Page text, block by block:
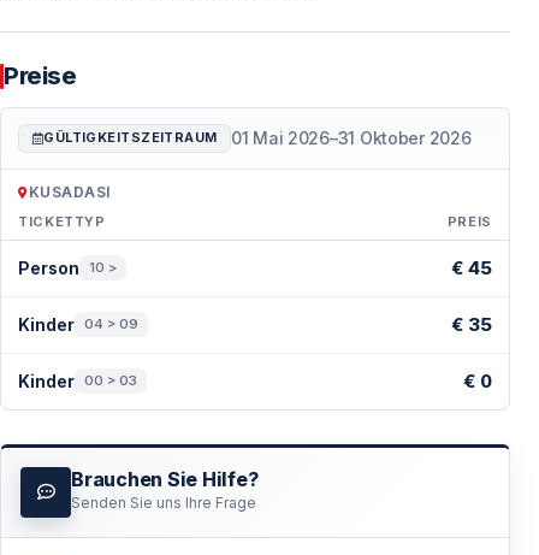
Preise
GÜLTIGKEITSZEITRAUM 01 Mai 2026–31 Oktober 2026
KUSADASI
TICKETTYP PREIS
Person 10 > € 45
Kinder 04 > 09 € 35
Kinder 00 > 03 € 0
Brauchen Sie Hilfe?
Senden Sie uns Ihre Frage